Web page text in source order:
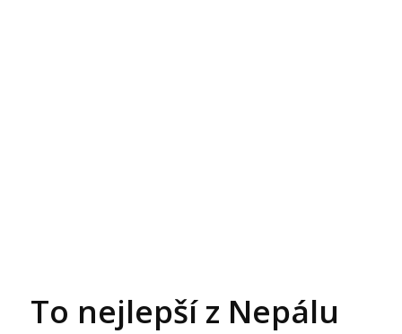
To nejlepší z Nepálu